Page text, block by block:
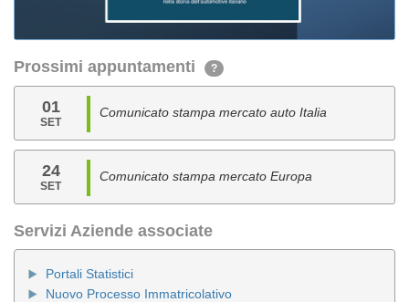
Prossimi appuntamenti ?
01
SET
Comunicato stampa mercato auto Italia
24
SET
Comunicato stampa mercato Europa
Servizi Aziende associate
Portali Statistici
Nuovo Processo Immatricolativo